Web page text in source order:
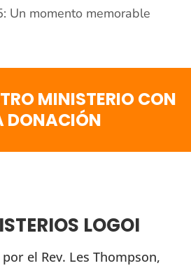
Un momento memorable
MINISTERIO CON
DONACIÓN
LOGOI
el Rev. Les Thompson,